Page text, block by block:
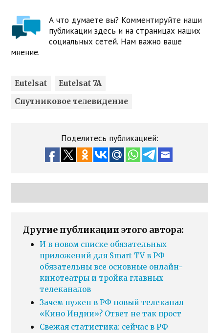
А что думаете вы? Комментируйте наши
публикации здесь и на страницах наших
социальных сетей. Нам важно ваше
мнение.
Eutelsat
Eutelsat 7A
Спутниковое телевидение
Поделитесь публикацией:
Другие публикации этого автора:
И в новом списке обязательных
приложений для Smart TV в РФ
обязательны все основные онлайн-
кинотеатры и тройка главных
телеканалов
Зачем нужен в РФ новый телеканал
«Кино Индии»? Ответ не так прост
Свежая статистика: сейчас в РФ